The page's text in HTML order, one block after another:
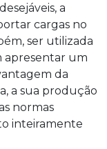
a
cargas no
ser utilizada
apresentar um
da
a sua produção
normas
inteiramente